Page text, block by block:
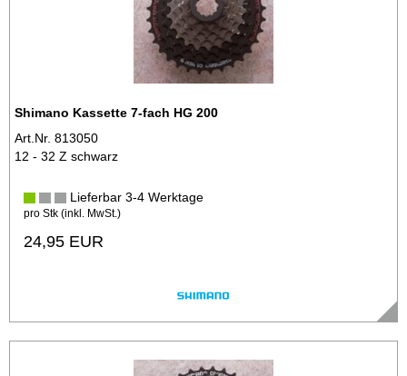
Shimano Kassette 7-fach HG 200
Art.Nr. 813050
12 - 32 Z schwarz
Lieferbar 3-4 Werktage
pro Stk (inkl. MwSt.)
24,95 EUR